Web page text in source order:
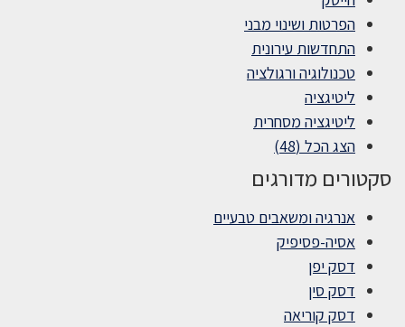
הפרטות ושינוי מבני
התחדשות עירונית
טכנולוגיה ורגולציה
ליטיגציה
ליטיגציה מסחרית
הצג הכל (48)
סקטורים מדורגים
אנרגיה ומשאבים טבעיים
אסיה-פסיפיק
דסק יפן
דסק סין
דסק קוריאה